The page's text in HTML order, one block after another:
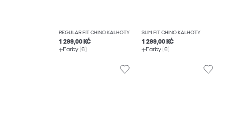
REGULAR FIT CHINO KALHOTY
1 299,00 KČ
Farby (6)
SLIM FIT CHINO KALHOTY
1 299,00 KČ
Farby (6)